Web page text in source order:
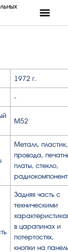
1972 г.
-
М52
Металл, пластик,
провода,
платы, стекло,
Задняя часть с
техническими
в царапинах и
потертостях,
кнопки на